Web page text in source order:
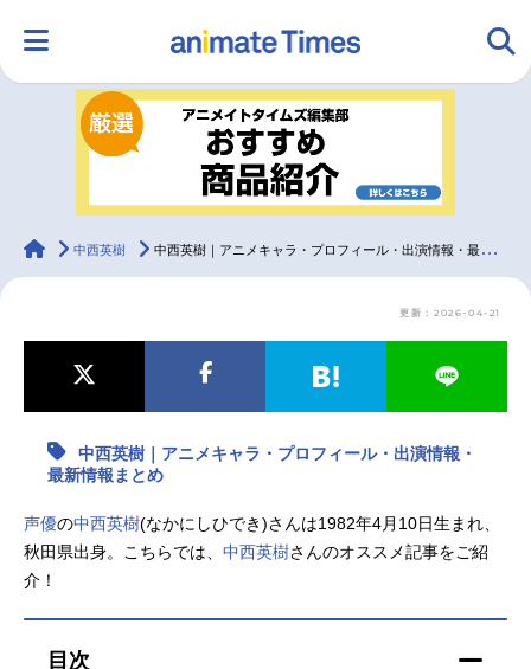
ランキング アニメ
ラジオ グッズ
最新記事一覧
アニメ記事一覧 声優記事一覧
アニメ映画一覧
今期アニメ曜日別一覧
animateTimes
中西英樹 中西英樹｜アニメキャラ・プロフィール・出演情報・最新情報まとめ
更新：2026-04-21
中西英樹｜アニメキャラ・プロフィール・出演情報・
最新情報まとめ
声優の中西英樹(なかにしひでき)さんは1982年4月10日生まれ、
秋田県出身。こちらでは、 中西英樹さんのオススメ記事をご紹
介！
目次